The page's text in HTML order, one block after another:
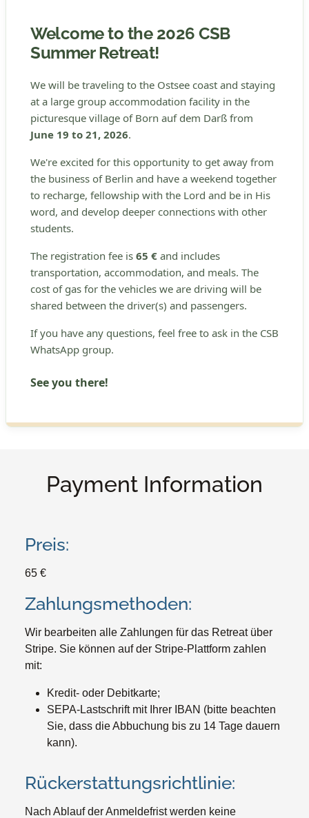
Welcome to the 2026 CSB
Summer Retreat!
We will be traveling to the Ostsee coast and staying
at a large group accommodation facility in the
picturesque village of Born auf dem Darß from
June 19 to 21, 2026.
We're excited for this opportunity to get away from
the business of Berlin and have a weekend together
to recharge, fellowship with the Lord and be in His
word, and develop deeper connections with other
students.
The registration fee is 65 € and includes
transportation, accommodation, and meals. The
cost of gas for the vehicles we are driving will be
shared between the driver(s) and passengers.
If you have any questions, feel free to ask in the CSB
WhatsApp group.
See you there!
Payment Information
Preis:
65 €
Zahlungsmethoden:
Wir bearbeiten alle Zahlungen für das Retreat über
Stripe. Sie können auf der Stripe-Plattform zahlen
mit:
Kredit- oder Debitkarte;
SEPA-Lastschrift mit Ihrer IBAN (bitte beachten
Sie, dass die Abbuchung bis zu 14 Tage dauern
kann).
Rückerstattungsrichtlinie:
Nach Ablauf der Anmeldefrist werden keine